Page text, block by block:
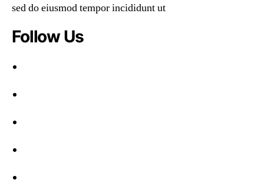
sed do eiusmod tempor incididunt ut
Follow Us